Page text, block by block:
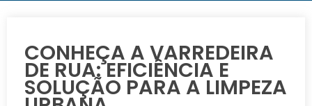
CONHEÇA A VARREDEIRA
DE RUA: EFICIÊNCIA E
SOLUÇÃO PARA A LIMPEZA